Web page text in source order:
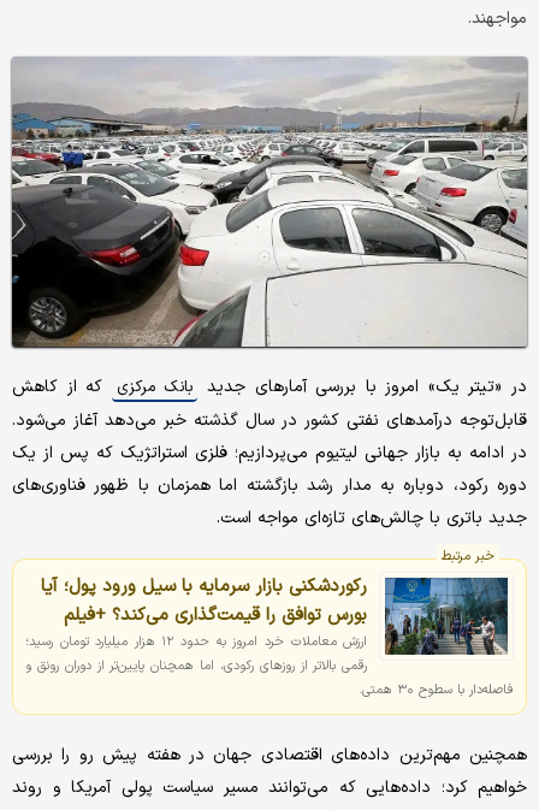
مواجهند.
در «تیتر یک» امروز با بررسی آمارهای جدید بانک مرکزی
که از کاهش
قابل‌توجه درآمدهای نفتی کشور در سال گذشته خبر می‌دهد آغاز می‌شود.
در ادامه به بازار جهانی لیتیوم می‌پردازیم؛ فلزی استراتژیک که پس از یک
دوره رکود، دوباره به مدار رشد بازگشته اما همزمان با ظهور فناوری‌های
جدید باتری با چالش‌های تازه‌ای مواجه است.
خبر مرتبط
رکوردشکنی بازار سرمایه با سیل ورود پول؛ آیا
بورس توافق را قیمت‌گذاری می‌کند؟ +فیلم
ارزش معاملات خرد امروز به حدود ۱۲ هزار میلیارد تومان رسید؛
رقمی بالاتر از روزهای رکودی، اما همچنان پایین‌تر از دوران رونق و
فاصله‌دار با سطوح ۳۰ همتی.
همچنین مهم‌ترین داده‌های اقتصادی جهان در هفته پیش رو را بررسی
خواهیم کرد؛ داده‌هایی که می‌توانند مسیر سیاست پولی آمریکا و روند